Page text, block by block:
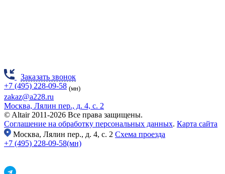
Заказать звонок
+7 (495) 228-09-58 (мн)
zakaz@a228.ru
Москва, Лялин пер., д. 4, с. 2
© Altair 2011-2026 Все права защищены.
Соглашение на обработку персональных данных. Карта сайта
Москва, Лялин пер., д. 4, с. 2 Схема проезда
+7 (495) 228-09-58(мн)